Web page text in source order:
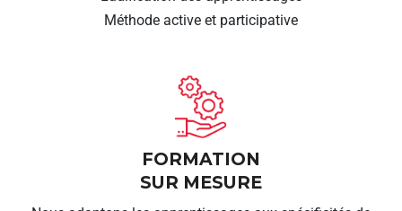
Méthode active et participative
FORMATION
SUR MESURE